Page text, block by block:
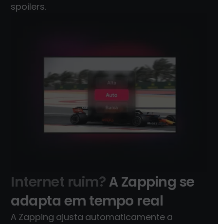
spoilers.
Internet ruim?A Zapping se
adapta em tempo real
A Zapping ajusta automaticamente a